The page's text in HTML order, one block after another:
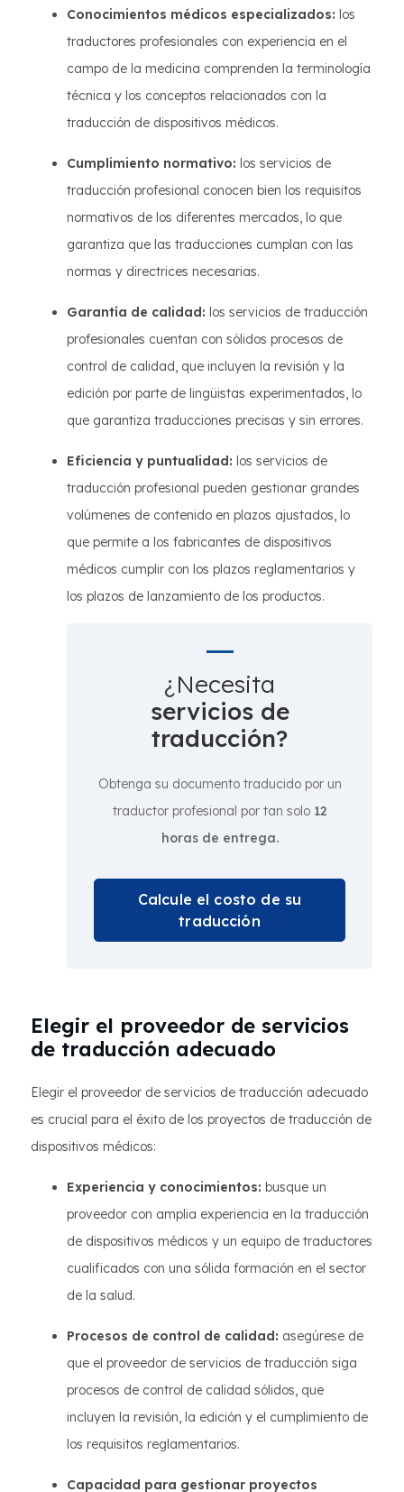
Conocimientos médicos especializados: los
traductores profesionales con experiencia en el
campo de la medicina comprenden la terminología
técnica y los conceptos relacionados con la
traducción de dispositivos médicos.
Cumplimiento normativo: los servicios de
traducción profesional conocen bien los requisitos
normativos de los diferentes mercados, lo que
garantiza que las traducciones cumplan con las
normas y directrices necesarias.
Garantía de calidad: los servicios de traducción
profesionales cuentan con sólidos procesos de
control de calidad, que incluyen la revisión y la
edición por parte de lingüistas experimentados, lo
que garantiza traducciones precisas y sin errores.
Eficiencia y puntualidad: los servicios de
traducción profesional pueden gestionar grandes
volúmenes de contenido en plazos ajustados, lo
que permite a los fabricantes de dispositivos
médicos cumplir con los plazos reglamentarios y
los plazos de lanzamiento de los productos.
¿Necesita
servicios de
traducción?
Obtenga su documento traducido por un
traductor profesional por tan solo 12
horas de entrega.
Calcule el costo de su
traducción
Elegir el proveedor de servicios
de traducción adecuado
Elegir el proveedor de servicios de traducción adecuado
es crucial para el éxito de los proyectos de traducción de
dispositivos médicos:
Experiencia y conocimientos: busque un
proveedor con amplia experiencia en la traducción
de dispositivos médicos y un equipo de traductores
cualificados con una sólida formación en el sector
de la salud.
Procesos de control de calidad: asegúrese de
que el proveedor de servicios de traducción siga
procesos de control de calidad sólidos, que
incluyen la revisión, la edición y el cumplimiento de
los requisitos reglamentarios.
Capacidad para gestionar proyectos